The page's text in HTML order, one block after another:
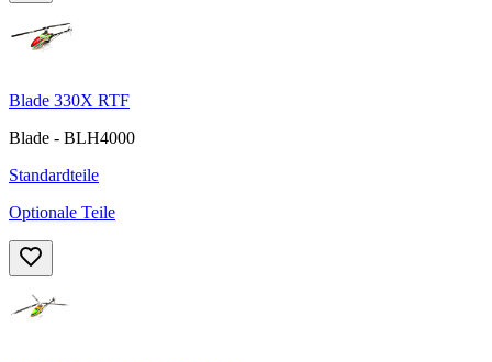
Blade 330X RTF
Blade - BLH4000
Standardteile
Optionale Teile